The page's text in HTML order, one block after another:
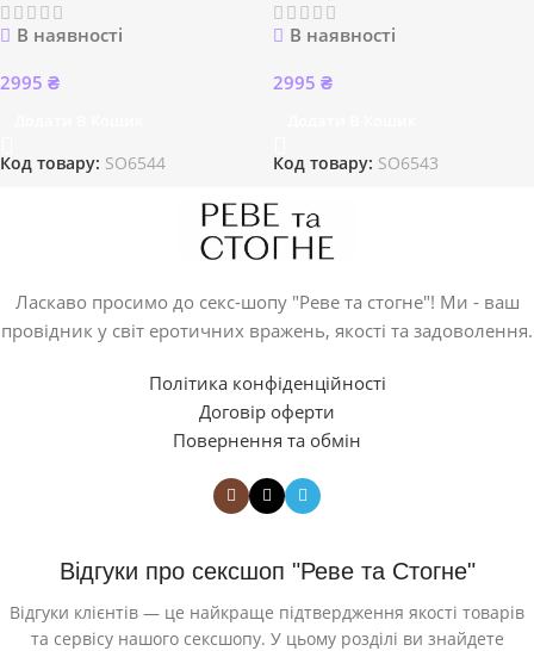
В наявності
2995 ₴
Код товару: SO6544
В наявності
2995 ₴
Код товару: SO6543
Ласкаво просимо до секс-шопу "Реве та стогне"! Ми - ваш
провідник у світ еротичних вражень, якості та задоволення.
Політика конфіденційності
Договір оферти
Повернення та обмін
Відгуки про сексшоп "Реве та Стогне"
Відгуки клієнтів — це найкраще підтвердження якості товарів
та сервісу нашого сексшопу. У цьому розділі ви знайдете